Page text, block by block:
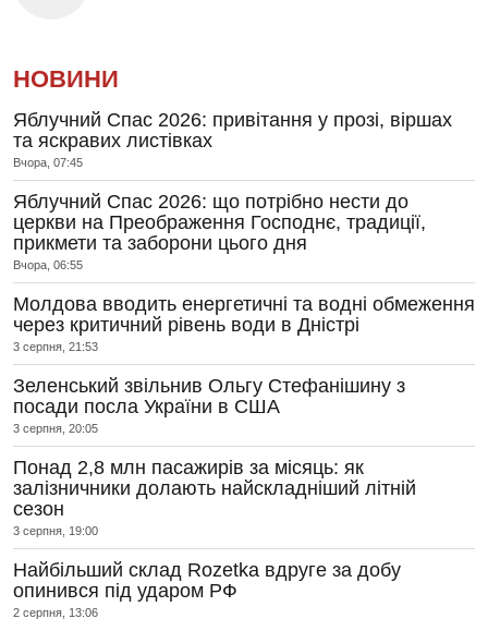
НОВИНИ
Яблучний Спас 2026: привітання у прозі, віршах
та яскравих листівках
Вчора, 07:45
Яблучний Спас 2026: що потрібно нести до
церкви на Преображення Господнє, традиції,
прикмети та заборони цього дня
Вчора, 06:55
Молдова вводить енергетичні та водні обмеження
через критичний рівень води в Дністрі
3 серпня, 21:53
Зеленський звільнив Ольгу Стефанішину з
посади посла України в США
3 серпня, 20:05
Понад 2,8 млн пасажирів за місяць: як
залізничники долають найскладніший літній
сезон
3 серпня, 19:00
Найбільший склад Rozetka вдруге за добу
опинився під ударом РФ
2 серпня, 13:06